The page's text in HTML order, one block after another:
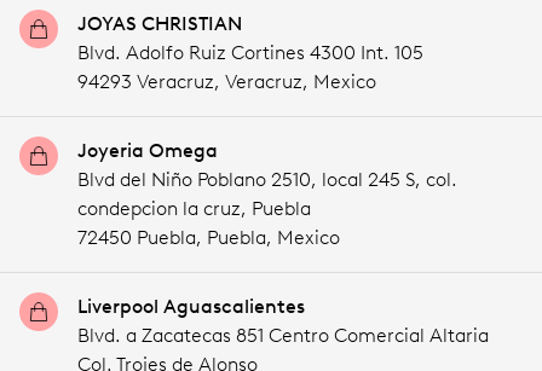
JOYAS CHRISTIAN
Blvd. Adolfo Ruiz Cortines 4300 Int. 105
94293 Veracruz, Veracruz, Mexico
Joyeria Omega
Blvd del Niño Poblano 2510, local 245 S, col.
condepcion la cruz, Puebla
72450 Puebla, Puebla, Mexico
Liverpool Aguascalientes
Blvd. a Zacatecas 851 Centro Comercial Altaria
Col. Trojes de Alonso